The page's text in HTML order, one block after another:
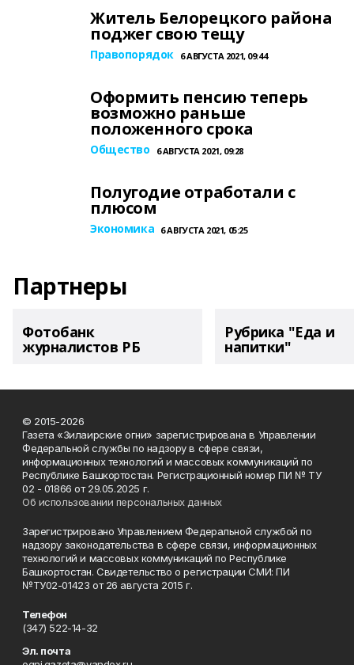
Житель Белорецкого района
поджег свою тещу
Правопорядок 6 АВГУСТА 2021, 09:44
Оформить пенсию теперь
возможно раньше
положенного срока
Общество 6 АВГУСТА 2021, 09:28
Полугодие отработали с
плюсом
Экономика 6 АВГУСТА 2021, 05:25
Партнеры
Фотобанк
журналистов РБ
Рубрика "Еда и
напитки"
© 2015-2026
Газета «Зилаирские огни» зарегистрирована в Управлении
Федеральной службы по надзору в сфере связи,
информационных технологий и массовых коммуникаций по
Республике Башкортостан. Регистрационный номер ПИ № ТУ
02 - 01866 от 29.05.2025 г.
Об использовании персональных данных
Зарегистрировано Управлением Федеральной службой по
надзору законодательства в сфере связи, информационных
технологий и массовых коммуникаций по Республике
Башкортостан. Свидетельство о регистрации СМИ: ПИ
№ТУ02-01423 от 26 августа 2015 г.
Телефон
(347) 522-14-32
Эл. почта